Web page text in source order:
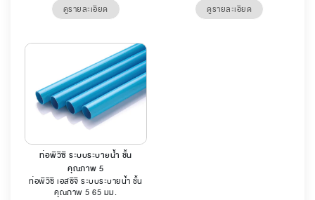
ดูรายละเอียด
ดูรายละเอียด
ท่อพีวีซี ระบบระบายน้ำ ชั้น
คุณภาพ 5
ท่อพีวีซี เอสซีจี ระบบระบายน้ำ ชั้น
คุณภาพ 5 65 มม.